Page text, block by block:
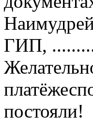
ГИП,
постояли!